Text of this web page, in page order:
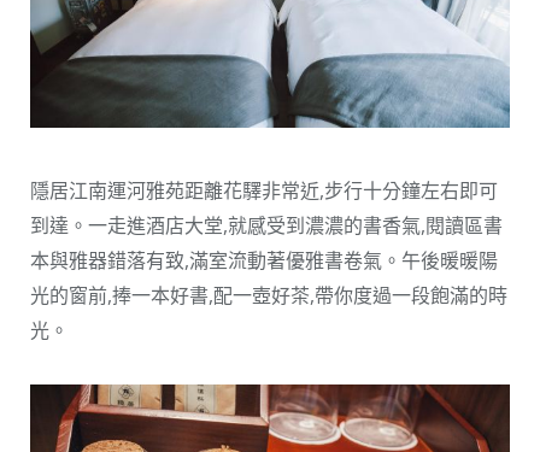
隱居江南運河雅苑距離花驛非常近,步行十分鐘左右即可
到達。一走進酒店大堂,就感受到濃濃的書香氣,閱讀區書
本與雅器錯落有致,滿室流動著優雅書卷氣。午後暖暖陽
光的窗前,捧一本好書,配一壺好茶,帶你度過一段飽滿的時
光。